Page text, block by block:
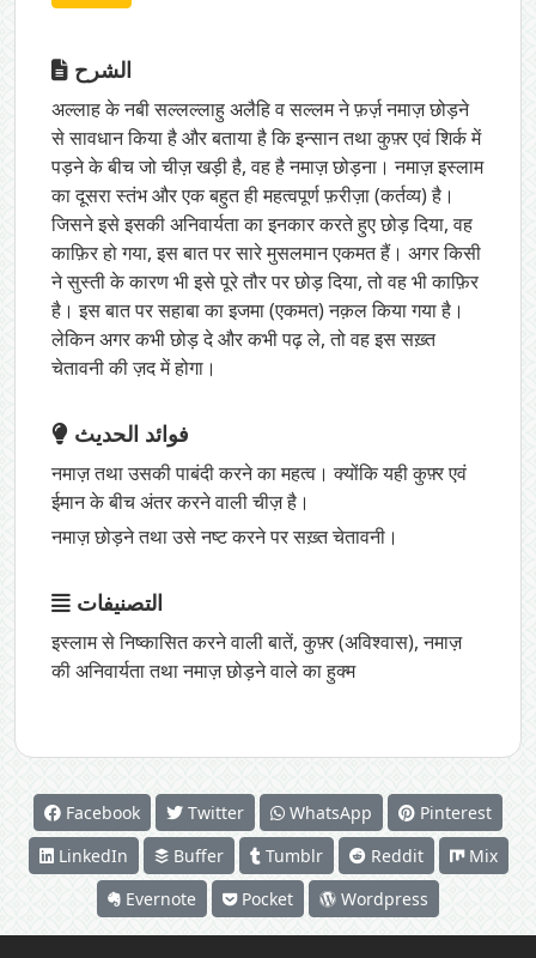
الشرح
अल्लाह के नबी सल्लल्लाहु अलैहि व सल्लम ने फ़र्ज़ नमाज़ छोड़ने
से सावधान किया है और बताया है कि इन्सान तथा कुफ़्र एवं शिर्क में
पड़ने के बीच जो चीज़ खड़ी है, वह है नमाज़ छोड़ना। नमाज़ इस्लाम
का दूसरा स्तंभ और एक बहुत ही महत्वपूर्ण फ़रीज़ा (कर्तव्य) है।
जिसने इसे इसकी अनिवार्यता का इनकार करते हुए छोड़ दिया, वह
काफ़िर हो गया, इस बात पर सारे मुसलमान एकमत हैं। अगर किसी
ने सुस्ती के कारण भी इसे पूरे तौर पर छोड़ दिया, तो वह भी काफ़िर
है। इस बात पर सहाबा का इजमा (एकमत) नक़ल किया गया है।
लेकिन अगर कभी छोड़ दे और कभी पढ़ ले, तो वह इस सख़्त
चेतावनी की ज़द में होगा।
فوائد الحديث
नमाज़ तथा उसकी पाबंदी करने का महत्व। क्योंकि यही कुफ़्र एवं
ईमान के बीच अंतर करने वाली चीज़ है।
नमाज़ छोड़ने तथा उसे नष्ट करने पर सख़्त चेतावनी।
التصنيفات
इस्लाम से निष्कासित करने वाली बातें,कुफ़्र (अविश्वास),नमाज़
की अनिवार्यता तथा नमाज़ छोड़ने वाले का हुक्म
Facebook Twitter WhatsApp
Pinterest
LinkedIn
Buffer Tumblr Reddit
Mix
Evernote
Pocket Wordpress